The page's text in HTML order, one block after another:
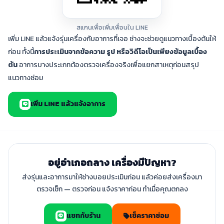
สแกนเพื่อเพิ่มเพื่อนใน LINE
เพิ่ม LINE แล้วแจ้งรุ่นเครื่องกับอาการที่เจอ ช่างจะช่วยดูแนวทางเบื้องต้นให้
ก่อน ทั้งนี้การประเมินจากข้อความ รูป หรือวิดีโอเป็นเพียงข้อมูลเบื้อง
ต้นอาการบางประเภทต้องตรวจเครื่องจริงเพื่อแยกสาเหตุก่อนสรุป
แนวทางซ่อม
เพิ่ม LINE แล้วแจ้งอาการ
อยู่อำเภอถลาง เครื่องมีปัญหา?
ส่งรุ่นและอาการมาให้ช่างบอยประเมินก่อน แล้วค่อยส่งเครื่องมา
ตรวจเช็ก — ตรวจก่อน แจ้งราคาก่อน ทำเมื่อคุณตกลง
แชทกับร้าน เช็คราคาซ่อม